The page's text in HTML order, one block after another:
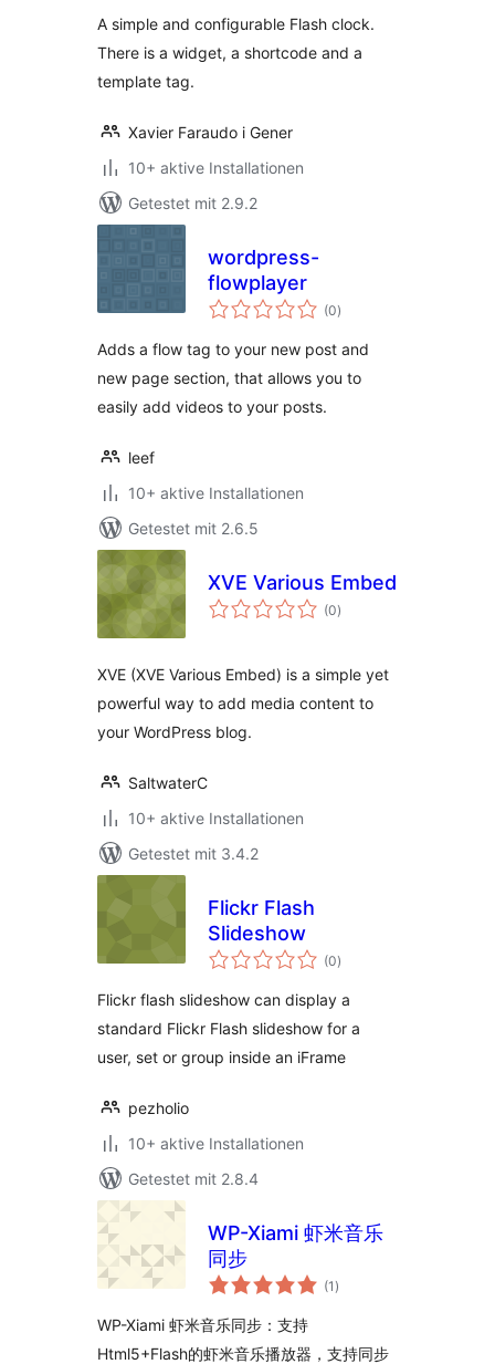
A simple and configurable Flash clock.
There is a widget, a shortcode and a
template tag.
Xavier Faraudo i Gener
10+ aktive Installationen
Getestet mit 2.9.2
wordpress-
flowplayer
(0Bewertungen
gesamt
)
Adds a flow tag to your new post and
new page section, that allows you to
easily add videos to your posts.
leef
10+ aktive Installationen
Getestet mit 2.6.5
XVE Various Embed
(0Bewertungen
gesamt
)
XVE (XVE Various Embed) is a simple yet
powerful way to add media content to
your WordPress blog.
SaltwaterC
10+ aktive Installationen
Getestet mit 3.4.2
Flickr Flash
Slideshow
(0Bewertungen
gesamt
)
Flickr flash slideshow can display a
standard Flickr Flash slideshow for a
user, set or group inside an iFrame
pezholio
10+ aktive Installationen
Getestet mit 2.8.4
WP-Xiami 虾米音乐
同步
(1 Bewertungen
gesamt
)
WP-Xiami 虾米音乐同步：支持
Html5+Flash的虾米音乐播放器，支持同步